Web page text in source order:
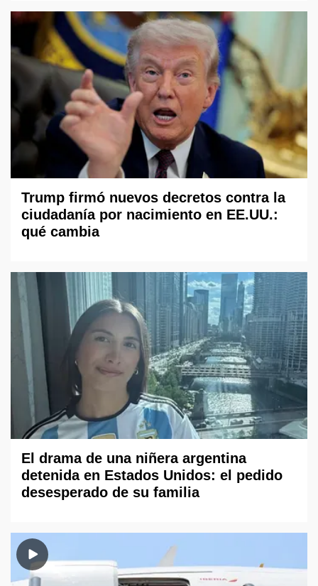
Trump firmó nuevos decretos contra la
ciudadanía por nacimiento en EE.UU.:
qué cambia
El drama de una niñera argentina
detenida en Estados Unidos: el pedido
desesperado de su familia